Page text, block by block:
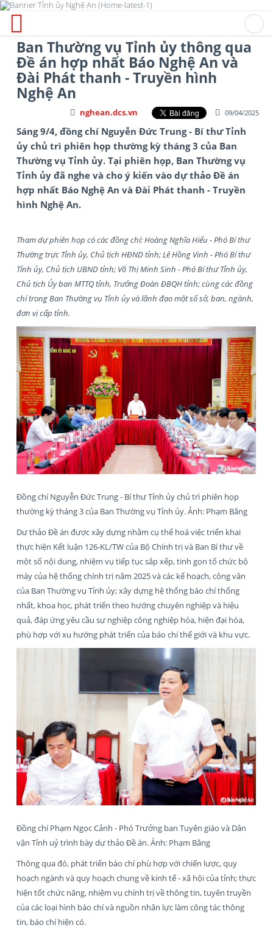
Ban Thường vụ Tỉnh ủy thông qua
Đề án hợp nhất Báo Nghệ An và
Đài Phát thanh - Truyền hình
Nghệ An
09/04/2025
nghean.dcs.vn
Sáng 9/4, đồng chí Nguyễn Đức Trung - Bí thư Tỉnh
ủy chủ trì phiên họp thường kỳ tháng 3 của Ban
Thường vụ Tỉnh ủy. Tại phiên họp, Ban Thường vụ
Tỉnh ủy đã nghe và cho ý kiến vào dự thảo Đề án
hợp nhất Báo Nghệ An và Đài Phát thanh - Truyền
hình Nghệ An.
Tham dự phiên họp có các đồng chí: Hoàng Nghĩa Hiếu - Phó Bí thư
Thường trực Tỉnh ủy, Chủ tịch HĐND tỉnh; Lê Hồng Vinh - Phó Bí thư
Tỉnh ủy, Chủ tịch UBND tỉnh; Võ Thị Minh Sinh - Phó Bí thư Tỉnh ủy,
Chủ tịch Ủy ban MTTQ tỉnh, Trưởng Đoàn ĐBQH tỉnh; cùng các đồng
chí trong Ban Thường vụ Tỉnh ủy và lãnh đạo một số sở, ban, ngành,
đơn vị cấp tỉnh.
Đồng chí Nguyễn Đức Trung - Bí thư Tỉnh ủy chủ trì phiên họp
thường kỳ tháng 3 của Ban Thường vụ Tỉnh ủy. Ảnh: Phạm Bằng
Dự thảo Đề án được xây dựng nhằm cụ thể hoá việc triển khai
thực hiện Kết luận 126-KL/TW của Bộ Chính trị và Ban Bí thư về
một số nội dung, nhiệm vụ tiếp tục sắp xếp, tinh gọn tổ chức bộ
máy của hệ thống chính trị năm 2025 và các kế hoạch, công văn
của Ban Thường vụ Tỉnh ủy; xây dựng hệ thống báo chí thống
nhất, khoa học, phát triển theo hướng chuyên nghiệp và hiệu
quả, đáp ứng yêu cầu sự nghiệp công nghiệp hóa, hiện đại hóa,
phù hợp với xu hướng phát triển của báo chí thế giới và khu vực.
Đồng chí Phạm Ngọc Cảnh - Phó Trưởng ban Tuyên giáo và Dân
vận Tỉnh uỷ trình bày dự thảo Đề án. Ảnh: Phạm Bằng
Thông qua đó, phát triển báo chí phù hợp với chiến lược, quy
hoạch ngành và quy hoạch chung về kinh tế - xã hội của tỉnh; thực
hiện tốt chức năng, nhiệm vụ chính trị về thông tin, tuyên truyền
của các loại hình báo chí và nguồn nhân lực làm công tác thông
tin, báo chí hiện có.